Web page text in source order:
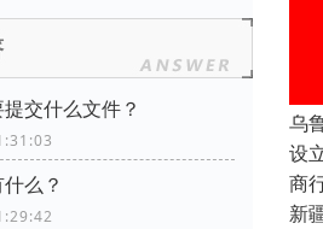
交什么文件？
么？
乌
设
商
新